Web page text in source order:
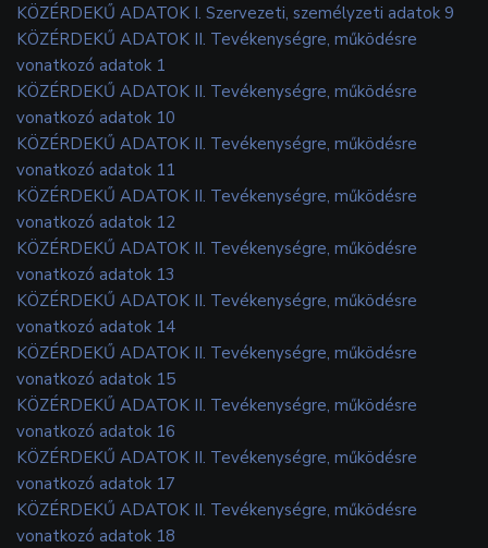
KÖZÉRDEKŰ ADATOK I. Szervezeti, személyzeti adatok 9
KÖZÉRDEKŰ ADATOK II. Tevékenységre, működésre
vonatkozó adatok 1
KÖZÉRDEKŰ ADATOK II. Tevékenységre, működésre
vonatkozó adatok 10
KÖZÉRDEKŰ ADATOK II. Tevékenységre, működésre
vonatkozó adatok 11
KÖZÉRDEKŰ ADATOK II. Tevékenységre, működésre
vonatkozó adatok 12
KÖZÉRDEKŰ ADATOK II. Tevékenységre, működésre
vonatkozó adatok 13
KÖZÉRDEKŰ ADATOK II. Tevékenységre, működésre
vonatkozó adatok 14
KÖZÉRDEKŰ ADATOK II. Tevékenységre, működésre
vonatkozó adatok 15
KÖZÉRDEKŰ ADATOK II. Tevékenységre, működésre
vonatkozó adatok 16
KÖZÉRDEKŰ ADATOK II. Tevékenységre, működésre
vonatkozó adatok 17
KÖZÉRDEKŰ ADATOK II. Tevékenységre, működésre
vonatkozó adatok 18